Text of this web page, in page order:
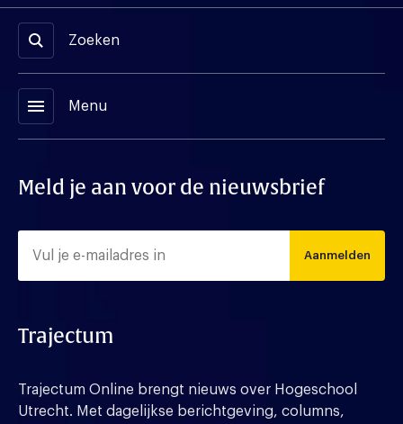
Zoeken
menu Menu
Meld je aan voor de nieuwsbrief
Aanmelden
Trajectum
Trajectum Online brengt nieuws over Hogeschool
Utrecht. Met dagelijkse berichtgeving, columns,